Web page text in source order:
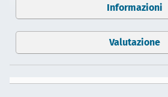
Informazioni
Valutazione